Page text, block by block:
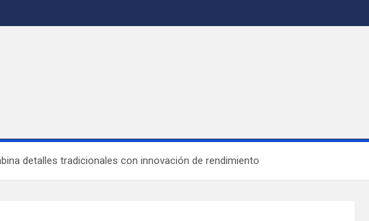
detalles tradicionales con innovación de rendimiento